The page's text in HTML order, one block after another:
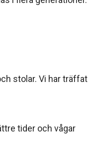
stolar. Vi har träffat
tider och vågar